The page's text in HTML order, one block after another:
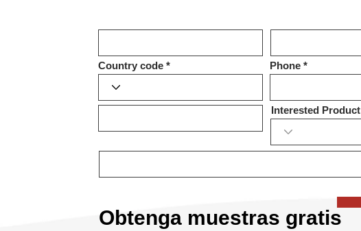
Country code Phone
Interested Product
Obtenga muestras gratis